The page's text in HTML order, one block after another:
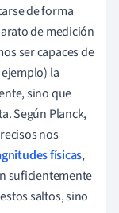
de forma
de medición
ser capaces de
la
sino que
Según Planck,
nos
físicas,
suficientemente
saltos, sino